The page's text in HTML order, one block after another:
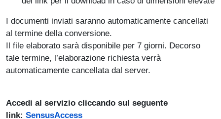
I documenti inviati saranno automaticamente cancellati
al termine della conversione.
Il file elaborato sarà disponibile per 7 giorni. Decorso
tale termine, l’elaborazione richiesta verrà
automaticamente cancellata dal server.
Accedi al servizio cliccando sul seguente
link: SensusAccess